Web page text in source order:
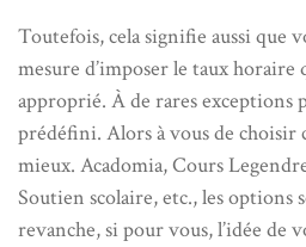
Toutefois, cela signifie aussi que
mesure d’imposer le taux horaire
approprié. À de rares exceptions
prédéfini. Alors à vous de choisir
mieux. Acadomia, Cours
Soutien scolaire, etc., les options
revanche, si pour vous, l’idée de